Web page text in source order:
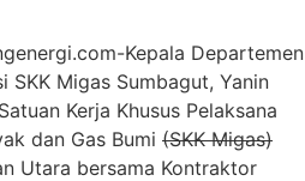
Kepala Departemen
SKK Migas Sumbagut, Yanin
Kerja Khusus Pelaksana
dan Gas Bumi (SKK Migas)
Utara bersama Kontraktor